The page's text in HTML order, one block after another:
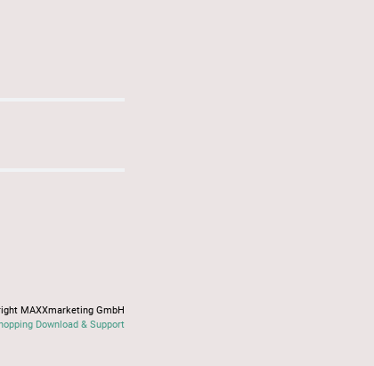
MAXXmarketing GmbH
Download & Support